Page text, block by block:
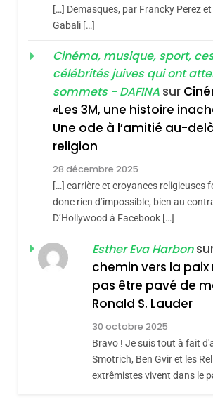
S’étendre À 13
2025, L’année
Meurtrière
Rapport D’ADL
Contre
FRANCE ISRAÉL
6
RÉSILIENTE :
POURQUOI JE
REVENDIQUE
JUDAÏTE Par
Zrihen-Dvir
ISRAÉL JUDAISME
CE QUI NOUS
MANQUE –
Hadida
JUDAISME
Maroc : Les
De Tafraout, Le
De Tadla
Consacrés
Du Terroir
DAFINA MAROC
[…] Demasques, par Francky Perez
Gabali […]
Cinéma, musique, sport,
célébrités juives qui ont
sommets - DAFINA sur
«Les 3M, une histoire
Une ode à l’amitié au-
religion
28 décembre 2025
[…] carrière et croyances religieuses
donc rien d’impossible, bien au
D’Hollywood à Facebook […]
Esther Eva Harbon
chemin vers la paix
pas être pavé de
Ronald S. Lauder
30 octobre 2025
Bravo ! Je suis tout à fait
Smotrich, Ben Gvir et les
extrêmistes vivent dans le